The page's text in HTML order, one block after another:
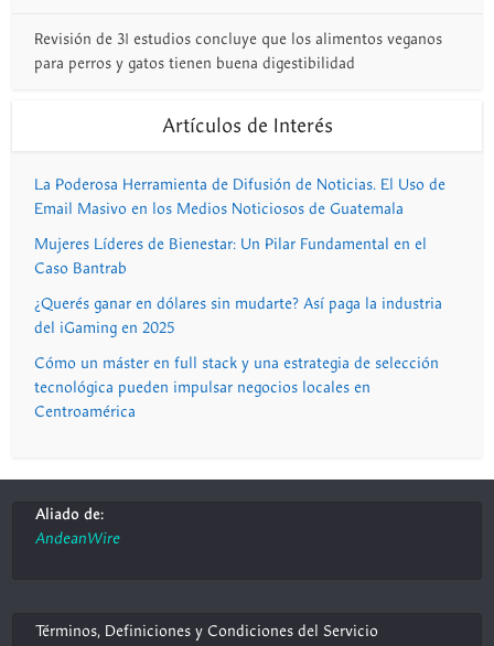
Revisión de 31 estudios concluye que los alimentos veganos
para perros y gatos tienen buena digestibilidad
Artículos de Interés
La Poderosa Herramienta de Difusión de Noticias. El Uso de
Email Masivo en los Medios Noticiosos de Guatemala
Mujeres Líderes de Bienestar: Un Pilar Fundamental en el
Caso Bantrab
¿Querés ganar en dólares sin mudarte? Así paga la industria
del iGaming en 2025
Cómo un máster en full stack y una estrategia de selección
tecnológica pueden impulsar negocios locales en
Centroamérica
Aliado de:
AndeanWire
Términos, Definiciones y Condiciones del Servicio